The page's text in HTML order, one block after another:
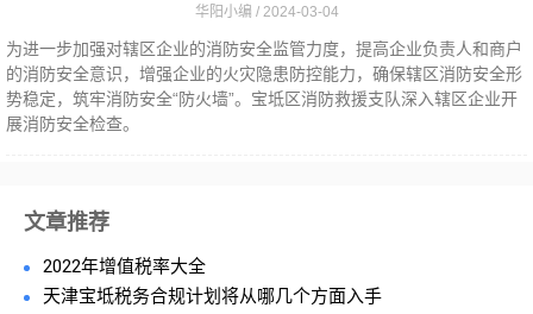
华阳小编 2024-03-04
为进一步加强对辖区企业的消防安全监管力度，提高企业负责人和商户
的消防安全意识，增强企业的火灾隐患防控能力，确保辖区消防安全形
势稳定，筑牢消防安全“防火墙”。宝坻区消防救援支队深入辖区企业开
展消防安全检查。
文章推荐
2022年增值税率大全
天津宝坻税务合规计划将从哪几个方面入手